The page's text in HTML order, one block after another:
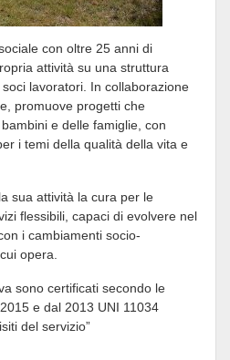
con oltre 25 anni di
attività su una struttura
lavoratori. In collaborazione
promuove progetti che
e delle famiglie, con
i temi della qualità della vita e
sua attività la cura per le
flessibili, capaci di evolvere nel
i cambiamenti socio-
opera.
sono certificati secondo le
e dal 2013 UNI 11034
del servizio”